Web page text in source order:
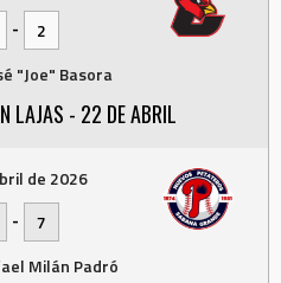
-
2
"Joe" Basora
LAJAS - 22 DE ABRIL
de 2026
-
7
Milán Padró